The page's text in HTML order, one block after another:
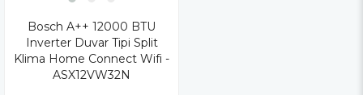
Bosch A++ 12000 BTU
Inverter Duvar Tipi Split
Klima Home Connect Wifi -
ASX12VW32N